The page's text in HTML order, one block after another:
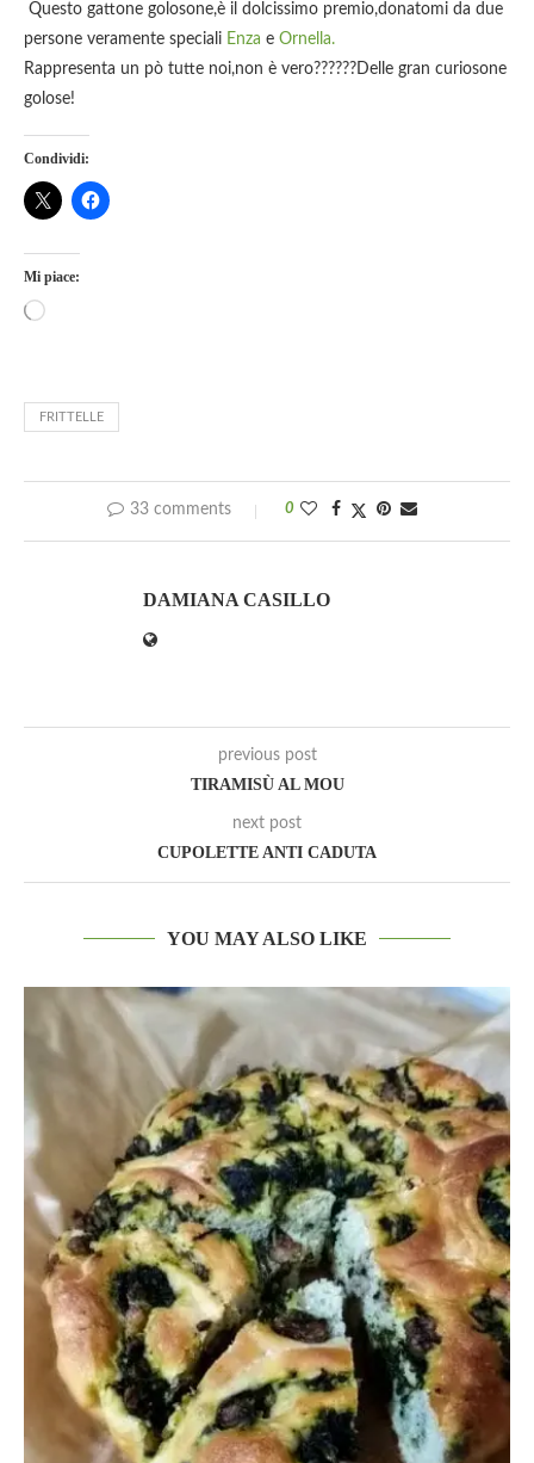
Questo gattone golosone,è il dolcissimo premio,donatomi da due
persone veramente speciali Enza e Ornella.
Rappresenta un pò tutte noi,non è vero??????Delle gran curiosone
golose!
Condividi:
Mi piace:
FRITTELLE
33 comments 0
DAMIANA CASILLO
previous post
TIRAMISÙ AL MOU
next post
CUPOLETTE ANTI CADUTA
YOU MAY ALSO LIKE